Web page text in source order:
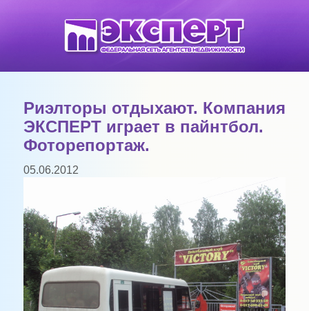
Риэлторы отдыхают. Компания
ЭКСПЕРТ играет в пайнтбол.
Фоторепортаж.
05.06.2012